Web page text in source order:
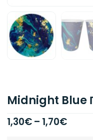
Midnight Blue
1,30€– 1,70€